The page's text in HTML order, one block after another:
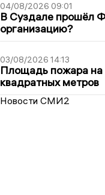
04/08/2026 09:01
В Суздале прошёл
организацию?
03/08/2026 14:13
Площадь пожара на
квадратных метров
Новости СМИ2